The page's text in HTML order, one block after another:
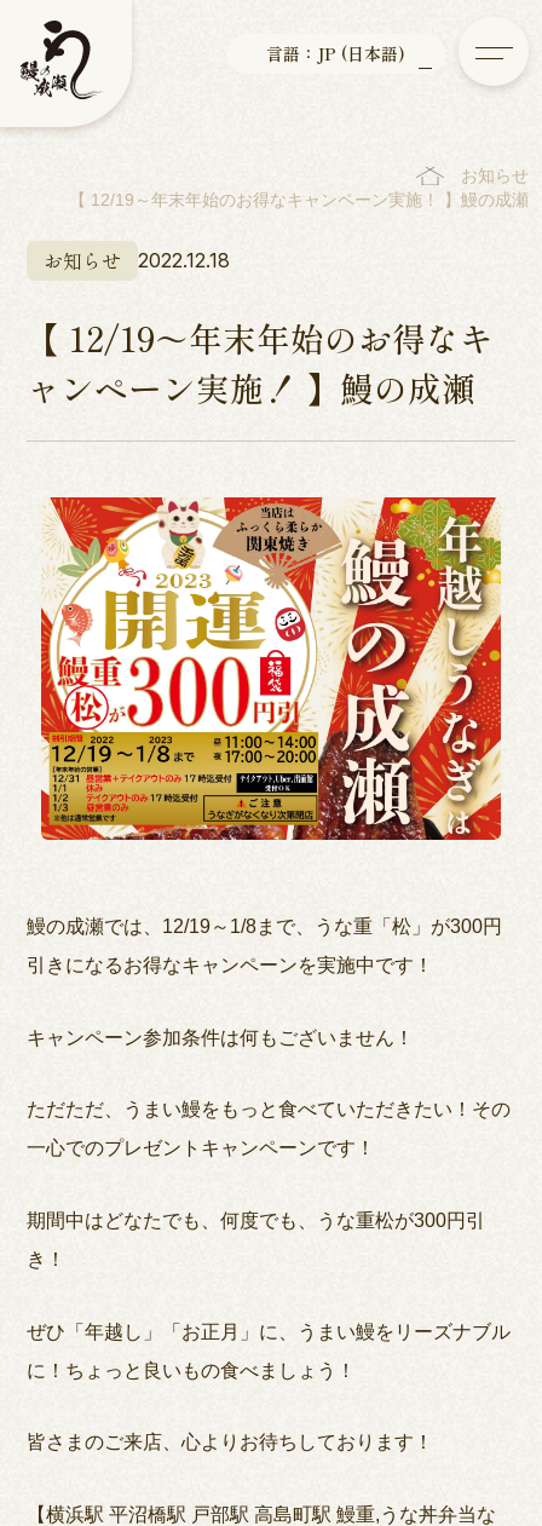
言語：JP (日本語)
お知らせ
【 12/19～年末年始のお得なキャンペーン実施！ 】鰻の成瀬
お知らせ 2022.12.18
【 12/19～年末年始のお得なキ
ャンペーン実施！ 】鰻の成瀬
鰻の成瀬では、12/19～1/8まで、うな重「松」が300円
引きになるお得なキャンペーンを実施中です！
キャンペーン参加条件は何もございません！
ただただ、うまい鰻をもっと食べていただきたい！その
一心でのプレゼントキャンペーンです！
期間中はどなたでも、何度でも、うな重松が300円引
き！
ぜひ「年越し」「お正月」に、うまい鰻をリーズナブル
に！ちょっと良いもの食べましょう！
皆さまのご来店、心よりお待ちしております！
【横浜駅 平沼橋駅 戸部駅 高島町駅 鰻重,うな丼弁当な